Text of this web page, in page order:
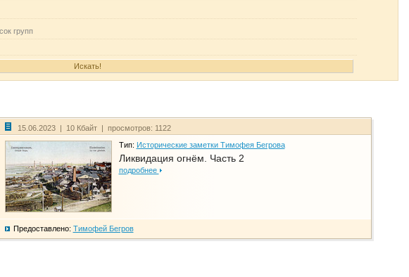
групп
15.06.2023 | 10 Кбайт | просмотров: 1122
Тип: Исторические заметки Тимофея Бегрова
Ликвидация огнём. Часть 2
подробнее
Предоставлено: Тимофей Бегров